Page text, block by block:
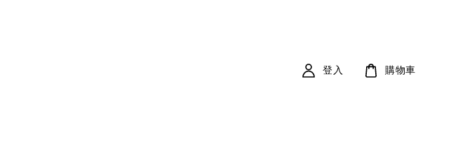
登入 購物車